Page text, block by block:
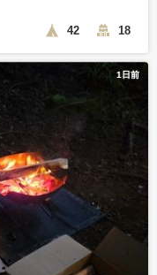
42 18
1日前